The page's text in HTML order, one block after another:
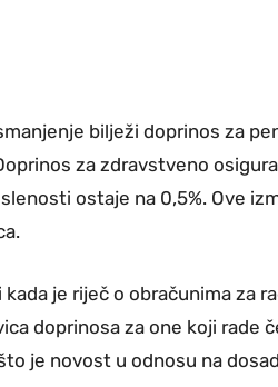
bilježi doprinos za
za zdravstveno
ostaje na 0,5%. Ove
je riječ o obračunima za
doprinosa za one koji rade
je novost u odnosu na